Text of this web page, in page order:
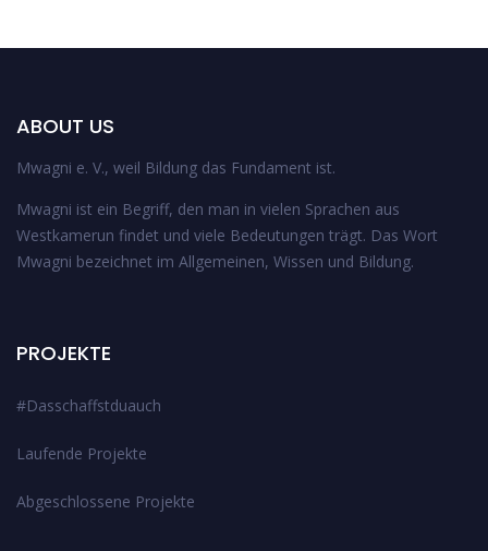
ABOUT US
Mwagni e. V., weil Bildung das Fundament ist.
Mwagni ist ein Begriff, den man in vielen Sprachen aus
Westkamerun findet und viele Bedeutungen trägt. Das Wort
Mwagni bezeichnet im Allgemeinen, Wissen und Bildung.
PROJEKTE
#Dasschaffstduauch
Laufende Projekte
Abgeschlossene Projekte